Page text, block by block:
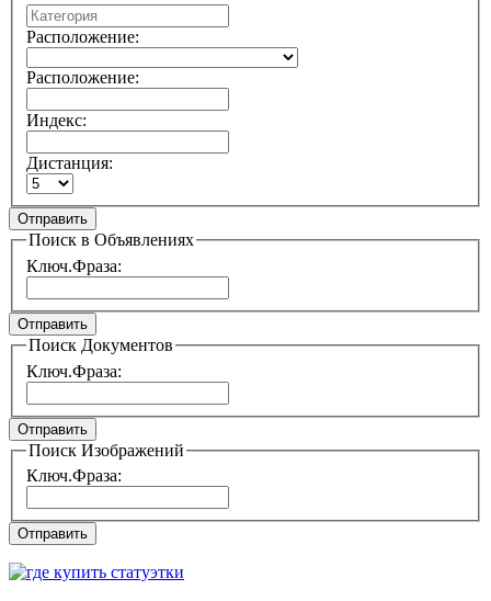
Расположение:
Расположение:
Индекс:
Дистанция:
Отправить
Поиск в Объявлениях
Ключ.Фраза:
Отправить
Поиск Документов
Ключ.Фраза:
Отправить
Поиск Изображений
Ключ.Фраза:
Отправить